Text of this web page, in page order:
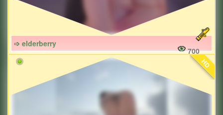
➩ elderberry
700
HD